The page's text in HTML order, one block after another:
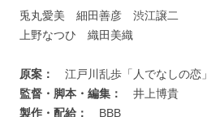
兎丸愛美 細田善彦 渋江譲二
上野なつひ 織田美織
原案：
江戸川乱歩「人でなしの恋」
監督・脚本・編集：
井上博貴
製作・配給：
BBB